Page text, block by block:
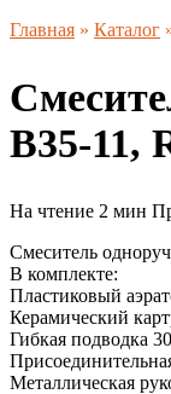
Главная » Каталог
B35-11,
На чтение 2 мин
Смеситель
В комплекте:
Пластиковый
Керамический
Гибкая подводка
Металлическая